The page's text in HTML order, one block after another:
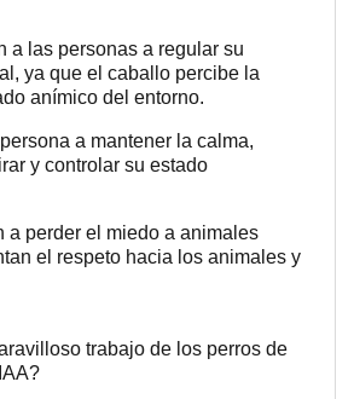
a las personas a regular su
ya que el caballo percibe la
anímico del entorno.
a mantener la calma,
y controlar su estado
a perder el miedo a animales
el respeto hacia los animales y
trabajo de los perros de